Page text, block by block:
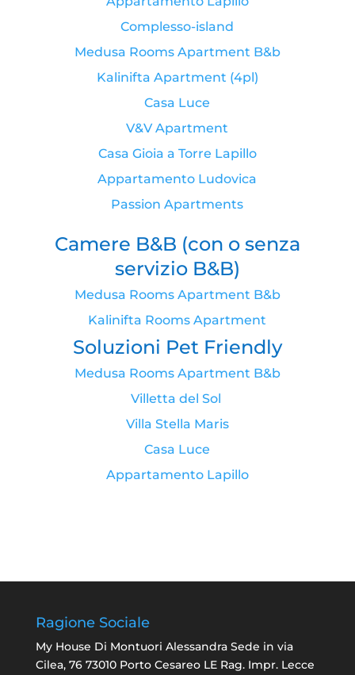
Complesso-island
Medusa Rooms Apartment B&b
Kalinifta Apartment (4pl)
Casa Luce
V&V Apartment
Casa Gioia a Torre Lapillo
Appartamento Ludovica
Passion Apartments
Camere B&B (con o senza
servizio B&B)
Medusa Rooms Apartment B&b
Kalinifta Rooms Apartment
Soluzioni Pet Friendly
Medusa Rooms Apartment B&b
Villetta del Sol
Villa Stella Maris
Casa Luce
Appartamento Lapillo
Ragione Sociale
My House Di Montuori Alessandra Sede in via
Cilea, 76 73010 Porto Cesareo LE Rag. Impr. Lecce